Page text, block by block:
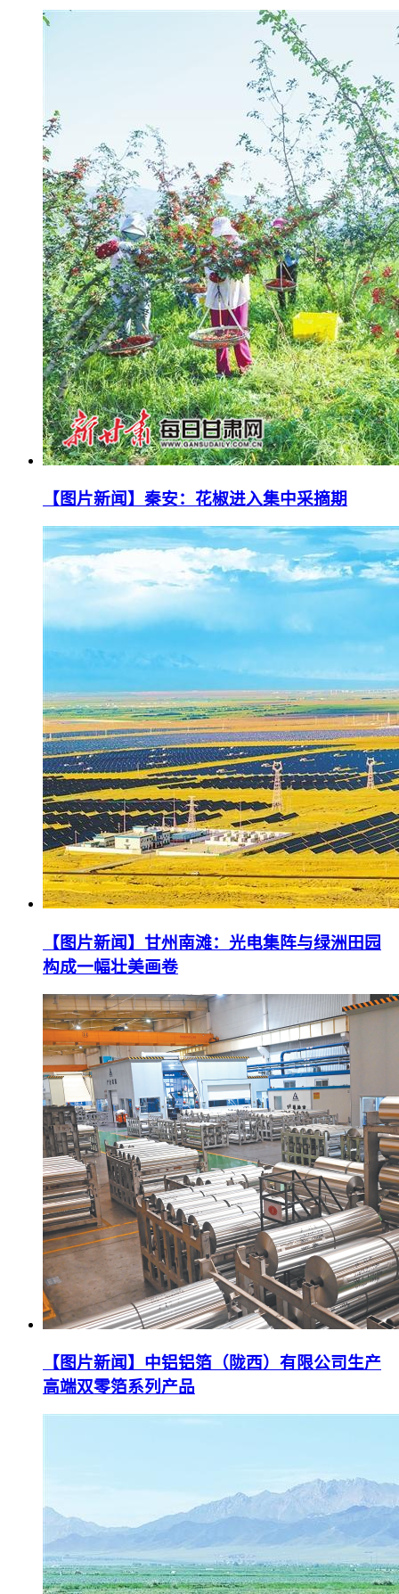
【图片新闻】秦安：花椒进入集中采摘期
【图片新闻】甘州南滩：光电集阵与绿洲田园
构成一幅壮美画卷
【图片新闻】中铝铝箔（陇西）有限公司生产
高端双零箔系列产品